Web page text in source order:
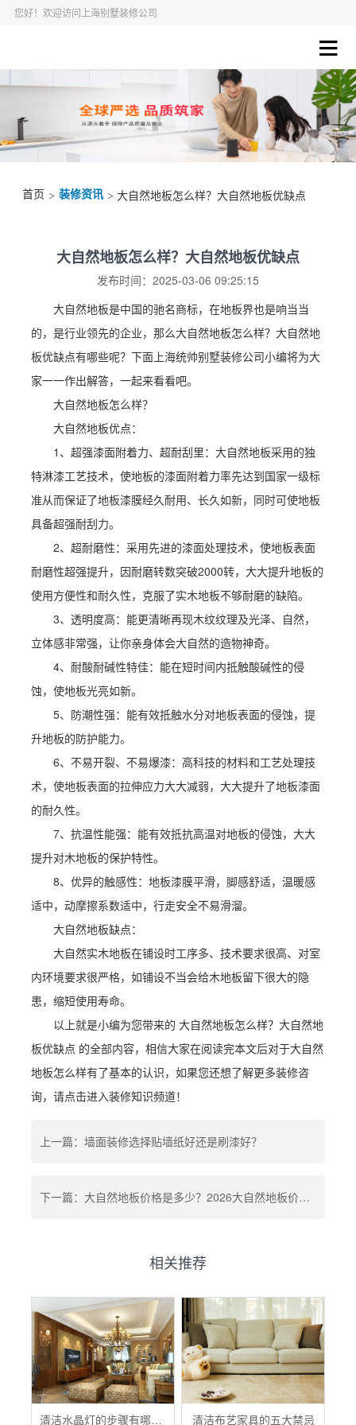
您好！欢迎访问上海别墅装修公司
首页 > 装修资讯 > 大自然地板怎么样？大自然地板优缺点
大自然地板怎么样？大自然地板优缺点
发布时间：2025-03-06 09:25:15
大自然地板是中国的驰名商标，在地板界也是响当当
的，是行业领先的企业，那么大自然地板怎么样？大自然地
板优缺点有哪些呢？下面上海统帅别墅装修公司小编将为大
家一一作出解答，一起来看看吧。
大自然地板怎么样？
大自然地板优点：
1、超强漆面附着力、超耐刮里：大自然地板采用的独
特淋漆工艺技术，使地板的漆面附着力率先达到国家一级标
准从而保证了地板漆膜经久耐用、长久如新，同时可使地板
具备超强耐刮力。
2、超耐磨性：采用先进的漆面处理技术，使地板表面
耐磨性超强提升，因耐磨转数突破2000转，大大提升地板的
使用方便性和耐久性，克服了实木地板不够耐磨的缺陷。
3、透明度高：能更清晰再现木纹纹理及光泽、自然，
立体感非常强，让你亲身体会大自然的造物神奇。
4、耐酸耐碱性特佳：能在短时间内抵触酸碱性的侵
蚀，使地板光亮如新。
5、防潮性强：能有效抵触水分对地板表面的侵蚀，提
升地板的防护能力。
6、不易开裂、不易爆漆：高科技的材料和工艺处理技
术，使地板表面的拉伸应力大大减弱，大大提升了地板漆面
的耐久性。
7、抗温性能强：能有效抵抗高温对地板的侵蚀，大大
提升对木地板的保护特性。
8、优异的触感性：地板漆膜平滑，脚感舒适，温暖感
适中，动摩擦系数适中，行走安全不易滑溜。
大自然地板缺点：
大自然实木地板在铺设时工序多、技术要求很高、对室
内环境要求很严格，如铺设不当会给木地板留下很大的隐
患，缩短使用寿命。
以上就是小编为您带来的 大自然地板怎么样？大自然地
板优缺点 的全部内容，相信大家在阅读完本文后对于大自然
地板怎么样有了基本的认识，如果您还想了解更多装修咨
询，请点击进入装修知识频道！
上一篇：墙面装修选择贴墙纸好还是刷漆好？
下一篇：大自然地板价格是多少？2026大自然地板价格表
相关推荐
清洁水晶灯的步骤有哪些？ 清洁布艺家具的五大禁忌